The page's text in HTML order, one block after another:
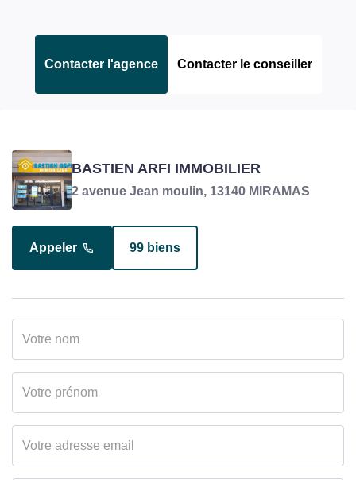
Contacter l'agence Contacter le conseiller
SAINT-MARTIN RUDY
Négociateur en charge du bien
Appeler 10 biens
BASTIEN ARFI IMMOBILIER
2 avenue Jean moulin, 13140 MIRAMAS
Appeler 99 biens